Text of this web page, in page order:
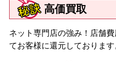
高価買取
ネット専門店の強み！店舗
てお客様に還元しております